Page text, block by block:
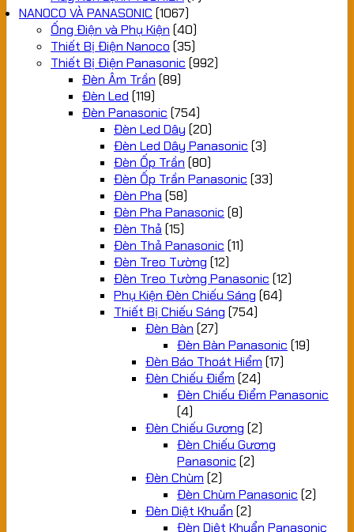
NANOCO VÀ PANASONIC (1067)
Ống Điện và Phụ Kiện (40)
Thiết Bị Điện Nanoco (35)
Thiết Bị Điện Panasonic (992)
Đèn Âm Trần (89)
Đèn Led (119)
Đèn Panasonic (754)
Đèn Led Dây (20)
Đèn Led Dây Panasonic (3)
Đèn Ốp Trần (80)
Đèn Ốp Trần Panasonic (33)
Đèn Pha (58)
Đèn Pha Panasonic (8)
Đèn Thả (15)
Đèn Thả Panasonic (11)
Đèn Treo Tường (12)
Đèn Treo Tường Panasonic (12)
Phụ Kiện Đèn Chiếu Sáng (64)
Thiết Bị Chiếu Sáng (754)
Đèn Bàn (27)
Đèn Bàn Panasonic (19)
Đèn Báo Thoát Hiểm (17)
Đèn Chiếu Điểm (24)
Đèn Chiếu Điểm Panasonic
(4)
Đèn Chiếu Gương (2)
Đèn Chiếu Gương
Panasonic (2)
Đèn Chùm (2)
Đèn Chùm Panasonic (2)
Đèn Diệt Khuẩn (2)
Đèn Diệt Khuẩn Panasonic